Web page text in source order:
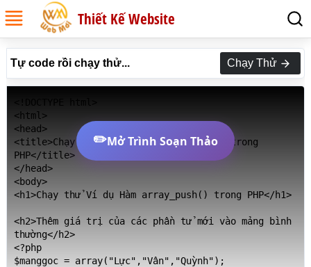
Thiết Kế Website
Tự code rồi chạy thử... Chạy Thử
<html>
<head>
<title>Chạy thử Ví dụ Hàm array_push() trong
PHP</title>
</head>
<body>
<h1>Chạy thử Ví dụ Hàm array_push() trong PHP</h1>
<h2>Thêm giá trị của các phần tử mới vào mảng bình
thường</h2>
<?php
$manggoc = array("Lực","Vân","Quỳnh");
✏️Mở Trình Soạn Thảo